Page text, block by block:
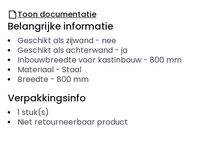
Toon documentatie
Belangrijke informatie
Geschikt als zijwand- nee
Geschikt als achterwand- ja
Inbouwbreedte voor kastinbouw- 800 mm
Materiaal- Staal
Breedte - 800 mm
Verpakkingsinfo
1 stuk(s)
Niet retourneerbaar product